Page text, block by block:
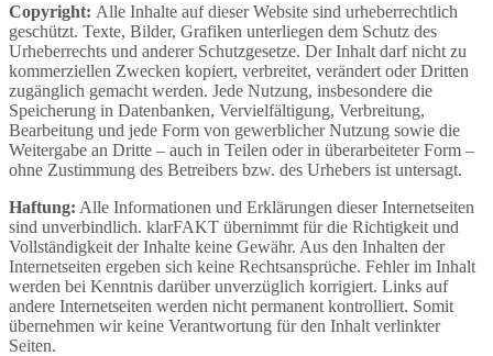
Copyright: Alle Inhalte auf dieser Website sind urheberrechtlich
geschützt. Texte, Bilder, Grafiken unterliegen dem Schutz des
Urheberrechts und anderer Schutzgesetze. Der Inhalt darf nicht zu
kommerziellen Zwecken kopiert, verbreitet, verändert oder Dritten
zugänglich gemacht werden. Jede Nutzung, insbesondere die
Speicherung in Datenbanken, Vervielfältigung, Verbreitung,
Bearbeitung und jede Form von gewerblicher Nutzung sowie die
Weitergabe an Dritte – auch in Teilen oder in überarbeiteter Form –
ohne Zustimmung des Betreibers bzw. des Urhebers ist untersagt.
Haftung: Alle Informationen und Erklärungen dieser Internetseiten
sind unverbindlich. klarFAKT übernimmt für die Richtigkeit und
Vollständigkeit der Inhalte keine Gewähr. Aus den Inhalten der
Internetseiten ergeben sich keine Rechtsansprüche. Fehler im Inhalt
werden bei Kenntnis darüber unverzüglich korrigiert. Links auf
andere Internetseiten werden nicht permanent kontrolliert. Somit
übernehmen wir keine Verantwortung für den Inhalt verlinkter
Seiten.